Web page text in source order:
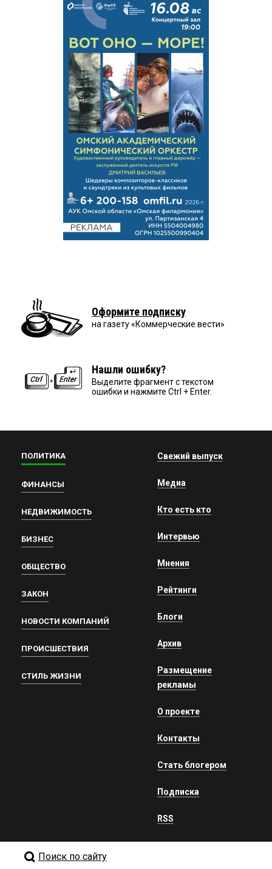
Оформите подписку
на газету «Коммерческие вести»
Нашли ошибку?
Выделите фрагмент с текстом
ошибки и нажмите Ctrl + Enter.
ПОЛИТИКА
ФИНАНСЫ
НЕДВИЖИМОСТЬ
БИЗНЕС
ОБЩЕСТВО
ЗАКОН
НОВОСТИ КОМПАНИЙ
ПРОИСШЕСТВИЯ
СТИЛЬ ЖИЗНИ
Свежий выпуск
Медиа
Кто есть кто
Интервью
Мнения
Рейтинги
Блоги
Архив
Размещение
рекламы
О проекте
Контакты
Стать блогером
Подписка
RSS
Поиск по сайту